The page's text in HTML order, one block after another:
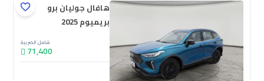
هافال جوليان برو
بريميوم 2025
شامل الضريبة
71,400
جديدة
ملوحة